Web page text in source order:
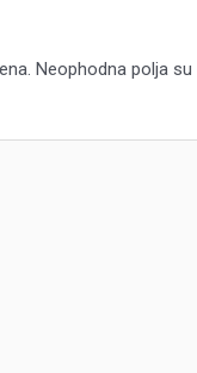
Neophodna polja